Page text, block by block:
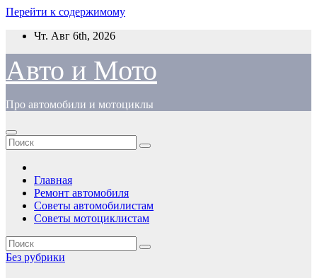
Перейти к содержимому
Чт. Авг 6th, 2026
Авто и Мото
Про автомобили и мотоциклы
Главная
Ремонт автомобиля
Советы автомобилистам
Советы мотоциклистам
Без рубрики